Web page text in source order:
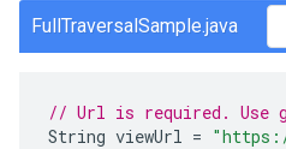
FullTraversalSample.java
// Url is required. Use
String viewUrl =